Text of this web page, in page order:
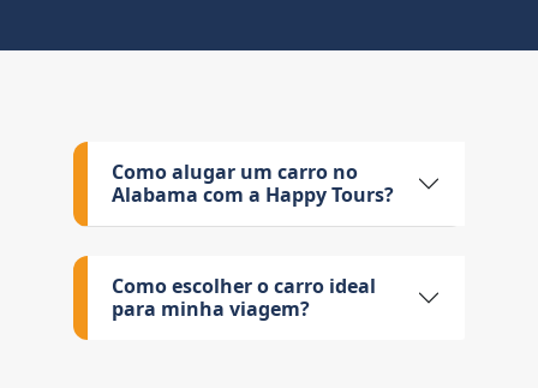
Como alugar um carro no
Alabama com a Happy Tours?
Como escolher o carro ideal
para minha viagem?